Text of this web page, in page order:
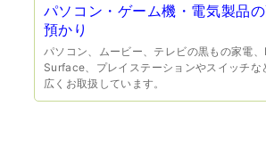
パソコン・ゲーム機・電気製品
預かり
パソコン、ムービー、テレビの黒もの家電
Surface、プレイステーションやスイッチな
広くお取扱しています。